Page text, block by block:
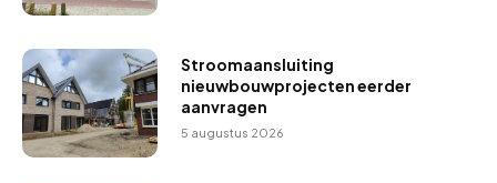
Stroomaansluiting
nieuwbouwprojecten eerder
aanvragen
5 augustus 2026